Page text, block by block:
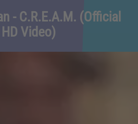
- C.R.E.A.M. (Official
HD Video)